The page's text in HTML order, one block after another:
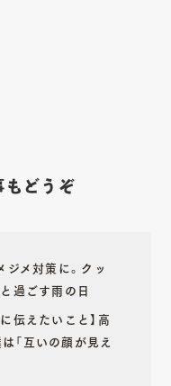
どうぞ
ジメ対策に。クッ
過ごす雨の日
伝えたいこと】高
「互いの顔が見え